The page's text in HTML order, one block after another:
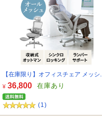
【在庫限り】オフィスチェア メッシ...
¥ 36,800 在庫あり
(1)